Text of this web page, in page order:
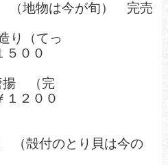
地物は今が旬） 完売
（てっ
０
（完
００
殻付のとり貝は今の